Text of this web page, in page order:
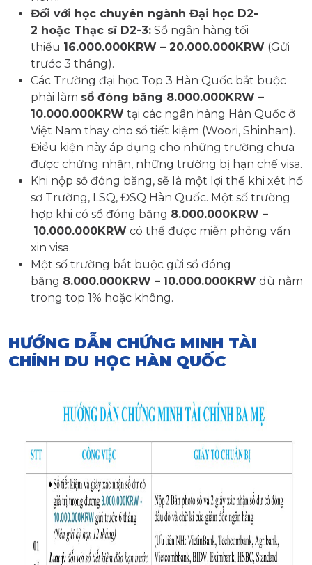
Đối với học chuyên ngành Đại học D2-
2 hoặc Thạc sĩ D2-3: Sổ ngân hàng tối
thiểu 16.000.000KRW – 20.000.000KRW (Gửi
trước 3 tháng).
Các Trường đại học Top 3 Hàn Quốc bắt buộc
phải làm sổ đóng băng 8.000.000KRW –
10.000.000KRW tại các ngân hàng Hàn Quốc ở
Việt Nam thay cho sổ tiết kiệm (Woori, Shinhan).
Điều kiện này áp dụng cho những trường chưa
được chứng nhận, những trường bị hạn chế visa.
Khi nộp sổ đóng băng, sẽ là một lợi thế khi xét hồ
sơ Trường, LSQ, ĐSQ Hàn Quốc. Một số trường
hợp khi có sổ đóng băng 8.000.000KRW –
10.000.000KRW có thể được miễn phỏng vấn
xin visa.
Một số trường bắt buộc gửi sổ đóng
băng 8.000.000KRW – 10.000.000KRW dù nằm
trong top 1% hoặc không.
HƯỚNG DẪN CHỨNG MINH TÀI
CHÍNH DU HỌC HÀN QUỐC